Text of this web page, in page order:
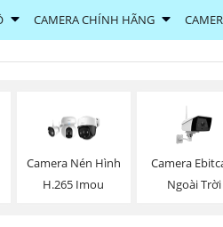
CAMERA CHÍNH HÃNG
Camera Nén Hình
H.265 Imou
Camera
Ngoài Trời